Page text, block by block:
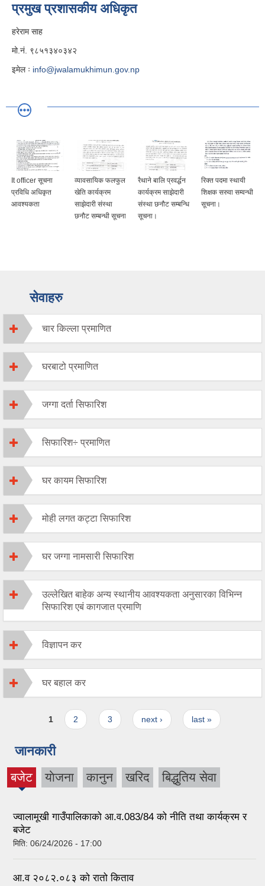
प्रमुख प्रशासकीय अधिकृत
हरेराम साह
मो.नं. ९८५१३४०३४२
इमेल ः info@jwalamukhimun.gov.np
It officer सूचना
प्रविधि अधिकृत
आवश्यकता
व्यावसायिक फलफुल
खेति कार्यक्रम
साझेदारी संस्था
छनौट सम्बन्धी सूचना
रैथाने बालि प्रवर्द्धन
कार्यक्रम साझेदारी
संस्था छनौट सम्बन्धि
सूचना।
रिक्त पदमा स्थायी
शिक्षक सरुवा सम्वन्धी
सूचना।
सेवाहरु
चार किल्ला प्रमाणित
घरबाटो प्रमाणित
जग्गा दर्ता सिफारिश
सिफारिश÷ प्रमाणित
घर कायम सिफारिश
मोही लगत कट्टा सिफारिश
घर जग्गा नामसारी सिफारिश
उल्लेखित बाहेक अन्य स्थानीय आवश्यकता अनुसारका विभिन्न
सिफारिश एबं कागजात प्रमाणि
विज्ञापन कर
घर बहाल कर
Pages
1 2 3 next › last »
जानकारी
बजेट
(active
याेजना कानुन खरिद बिद्धुतिय सेवा
ज्वालामूखी गाउँपालिकाको आ.व.083/84 को नीति तथा कार्यक्रम र
बजेट
मिति: 06/24/2026 - 17:00
आ.व २०८२.०८३ को रातो किताव